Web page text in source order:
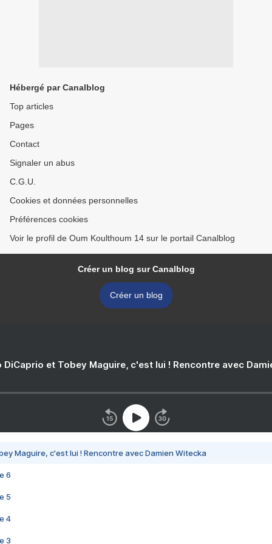
Hébergé par Canalblog
Top articles
Pages
Contact
Signaler un abus
C.G.U.
Cookies et données personnelles
Préférences cookies
Voir le profil de Oum Koulthoum 14 sur le portail Canalblog
Créer un blog sur Canalblog
Créer un blog
DiCaprio et Tobey Maguire, c'est lui ! Rencontre avec
Maguire, c'est lui ! Rencontre avec Damien Witecka
6
5
4
3